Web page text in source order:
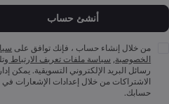
يجب أن يكون طول كلمة
يجب أن تتضمن كلمة المرور رمز عددي واحد
يجب أن تتضمن كلمة المرور رمز واحد بأحرف
على الأقل
يجب أن تتضمن كلمة المرور رمز واحد بأحرف
على الأقل
من خلال إنشاء حساب ، فإنك توافق على
الخصوصية, سياسة ملفات تعريف الارتباط
رسائل البريد الإلكتروني التسويقية. يمكن
الاشتراكات من خلال إعدادات الإشعارات في
حسابك.